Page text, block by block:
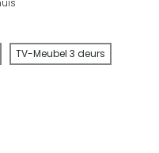
TV-Meubel 3 deurs